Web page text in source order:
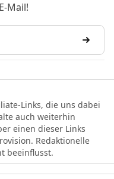
Mail!
Links, die uns dabei
auch weiterhin
einen dieser Links
Redaktionelle
beeinflusst.